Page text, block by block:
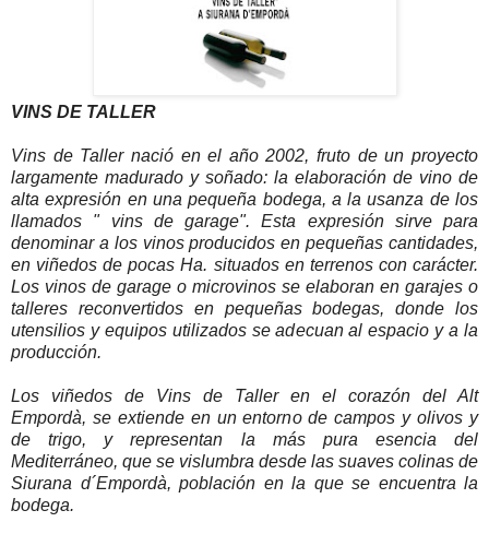
VINS DE TALLER
Vins de Taller nació en el año 2002, fruto de un proyecto
largamente madurado y soñado: la elaboración de vino de
alta expresión en una pequeña bodega, a la usanza de los
llamados " vins de garage". Esta expresión sirve para
denominar a los vinos producidos en pequeñas cantidades,
en viñedos de pocas Ha. situados en terrenos con carácter.
Los vinos de garage o microvinos se elaboran en garajes o
talleres reconvertidos en pequeñas bodegas, donde los
utensilios y equipos utilizados se adecuan al espacio y a la
producción.
Los viñedos de Vins de Taller en el corazón del Alt
Empordà, se extiende en un entorno de campos y olivos y
de trigo, y representan la más pura esencia del
Mediterráneo, que se vislumbra desde las suaves colinas de
Siurana d´Empordà, población en la que se encuentra la
bodega.